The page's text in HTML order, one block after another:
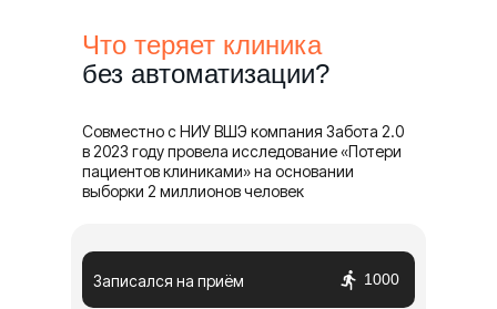
Что теряет клиника
без автоматизации?
Совместно с НИУ ВШЭ компания Забота 2.0
в 2023 году провела исследование «Потери
пациентов клиниками» на основании
выборки 2 миллионов человек
1000
Записался на приём